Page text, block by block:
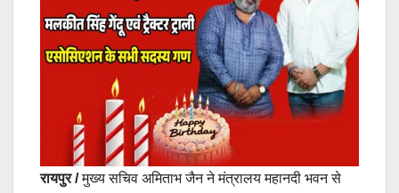
रायपुर /मुख्य सचिव अमिताभ जैन ने मंत्रालय महानदी भवन से